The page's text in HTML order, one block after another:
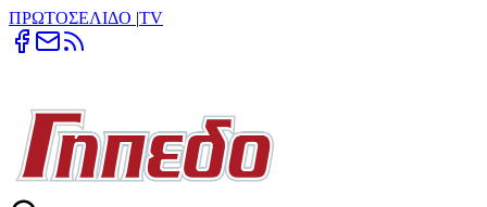
ΠΡΩΤΟΣΕΛΙΔΟ |TV